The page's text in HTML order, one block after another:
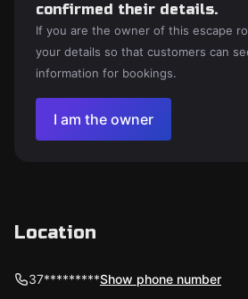
confirmed their details.
If you are the owner of this escape
your details so that customers can
information for bookings.
I am the owner
Location
37*********Show phone number